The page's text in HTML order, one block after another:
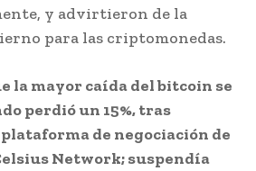
y advirtieron de la
para las criptomonedas.
la mayor caída del bitcoin se
perdió un 15%, tras
de negociación de
Network; suspendía